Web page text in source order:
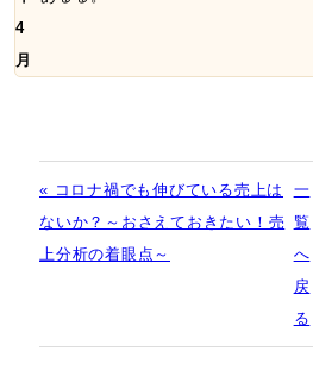
4
月
« コロナ禍でも伸びている売上は
ないか？～おさえておきたい！売
上分析の着眼点～
一
覧
へ
戻
る